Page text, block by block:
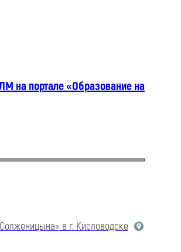
на портале «Образование на
в г. Кисловодске